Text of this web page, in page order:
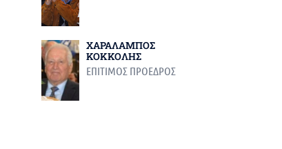
ΧΑΡΑΛΑΜΠΟΣ
ΚΟΚΚΟΛΗΣ
ΕΠΙΤΙΜΟΣ ΠΡΟΕΔΡΟΣ